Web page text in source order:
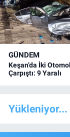
GÜNDEM
Keşan’da İki
Çarpıştı: 9 Yaralı
Yükleniyor...